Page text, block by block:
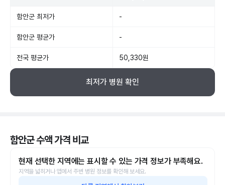
함안군 최저가 -
함안군 평균가 -
전국 평균가 50,330원
최저가 병원 확인
함안군 수액 가격 비교
현재 선택한 지역에는 표시할 수 있는 가격 정보가 부족해요.
지역을 넓히거나 앱에서 주변 병원 정보를 확인해 보세요.